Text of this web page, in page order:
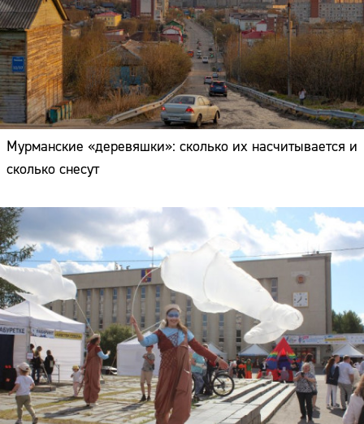
Мурманские «деревяшки»: сколько их насчитывается и
сколько снесут